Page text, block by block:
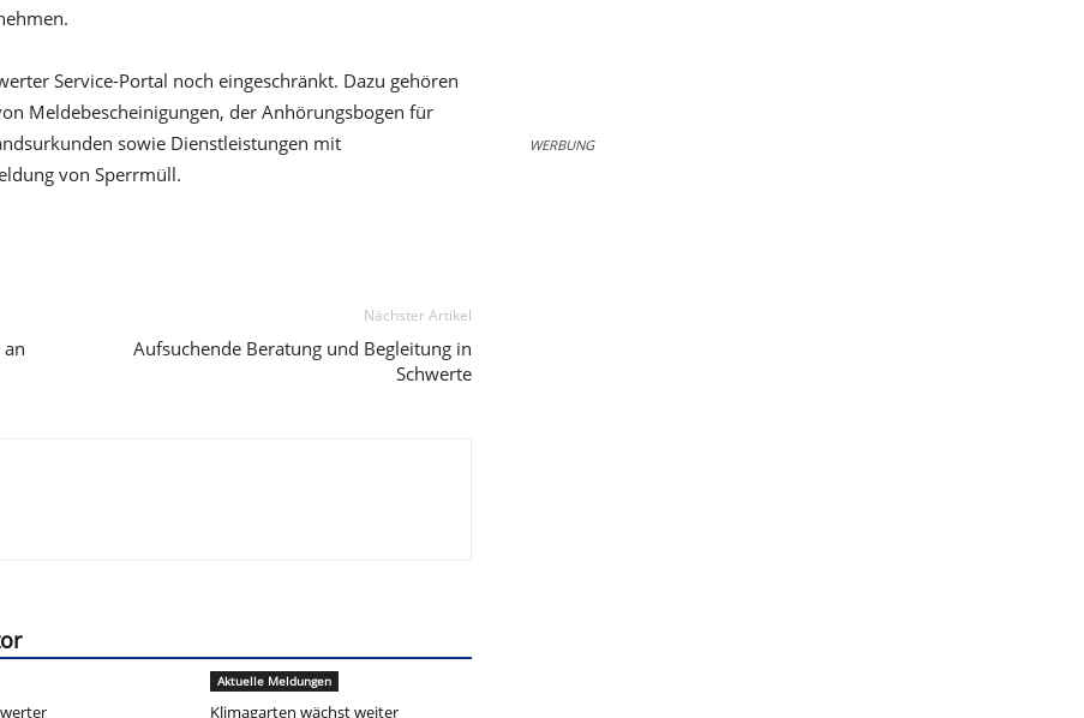
Service-Portal noch eingeschränkt. Dazu gehören
Meldebescheinigungen, der Anhörungsbogen für
sowie Dienstleistungen mit
von Sperrmüll.
Nächster Artikel
Aufsuchende Beratung und Begleitung in
Schwerte
Aktuelle Meldungen
Klimagarten wächst weiter
WERBUNG